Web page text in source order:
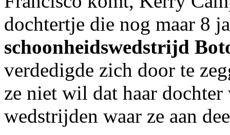
dochtertje die nog maar 8
schoonheidswedstrijd
verdedigde zich door te
ze niet wil dat haar
wedstrijden waar ze aan